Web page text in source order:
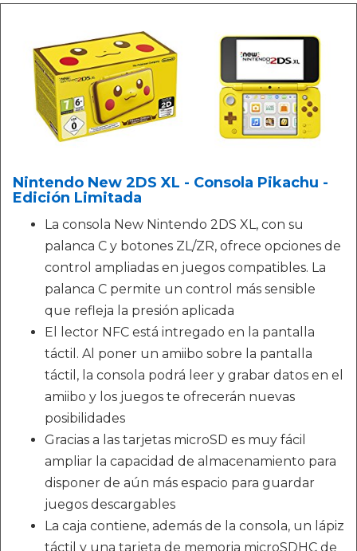
Nintendo New 2DS XL - Consola Pikachu -
Edición Limitada
La consola New Nintendo 2DS XL, con su
palanca C y botones ZL/ZR, ofrece opciones de
control ampliadas en juegos compatibles. La
palanca C permite un control más sensible
que refleja la presión aplicada
El lector NFC está intregado en la pantalla
táctil. Al poner un amiibo sobre la pantalla
táctil, la consola podrá leer y grabar datos en el
amiibo y los juegos te ofrecerán nuevas
posibilidades
Gracias a las tarjetas microSD es muy fácil
ampliar la capacidad de almacenamiento para
disponer de aún más espacio para guardar
juegos descargables
La caja contiene, además de la consola, un lápiz
táctil y una tarjeta de memoria microSDHC de